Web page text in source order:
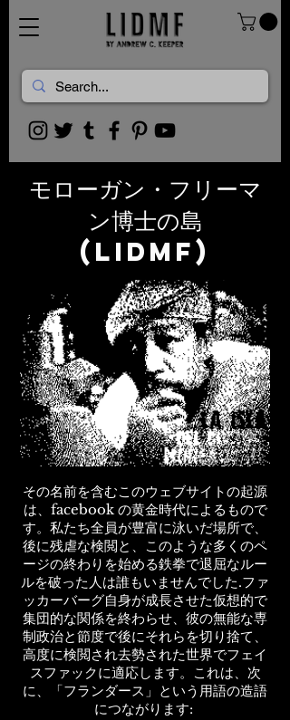
モローガン・フリーマ
ン博士の島
(LIDMF)
その名前を含むこのウェブサイトの起源
は、facebook の黄金時代によるもので
す。私たち全員が豊富に泳いだ場所で、
後に残虐な検閲と、このような多くのペ
ージの終わりを始める鉄拳で退屈なルー
ルを破った人は誰もいませんでした.ファ
ッカーバーグ自身が成長させた仮想的で
集団的な関係を終わらせ、彼の無能な専
制政治と節度で後にそれらを切り捨て、
高度に検閲され去勢された世界でフェイ
スファックに適応します。これは、次
に、「フランダース」という用語の造語
につながります: